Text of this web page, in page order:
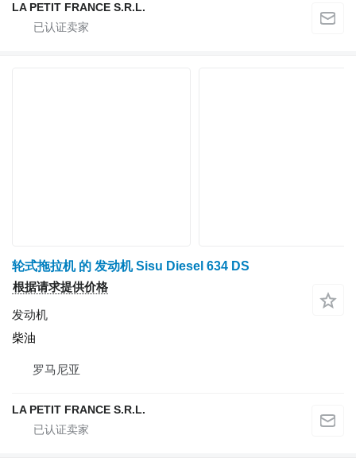
LA PETIT FRANCE S.R.L.
轮式拖拉机 的 发动机 Sisu Diesel 634 DS
根据请求提供价格
发动机
柴油
罗马尼亚
LA PETIT FRANCE S.R.L.